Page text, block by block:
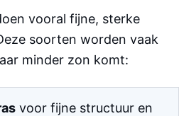
vooral fijne, sterke
soorten worden vaak
minder zon komt:
voor fijne structuur en